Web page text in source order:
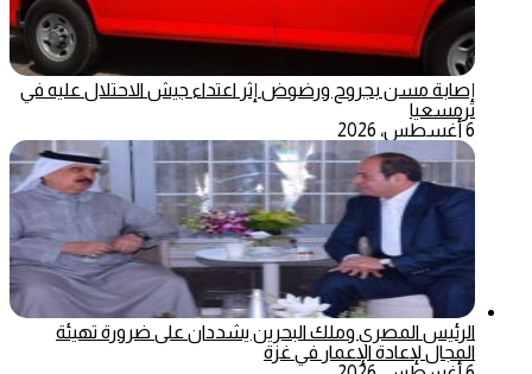
إصابة مسن بجروح ورضوض إثر اعتداء جيش الاحتلال عليه في
ترمسعيا
6 أغسطس، 2026
الرئيس المصري وملك البحرين يشددان على ضرورة تهيئة
المجال لإعادة الإعمار في غزة